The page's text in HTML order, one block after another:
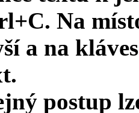
Na
a na
postup